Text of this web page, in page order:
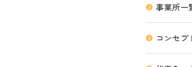
事業所一
コンセプ